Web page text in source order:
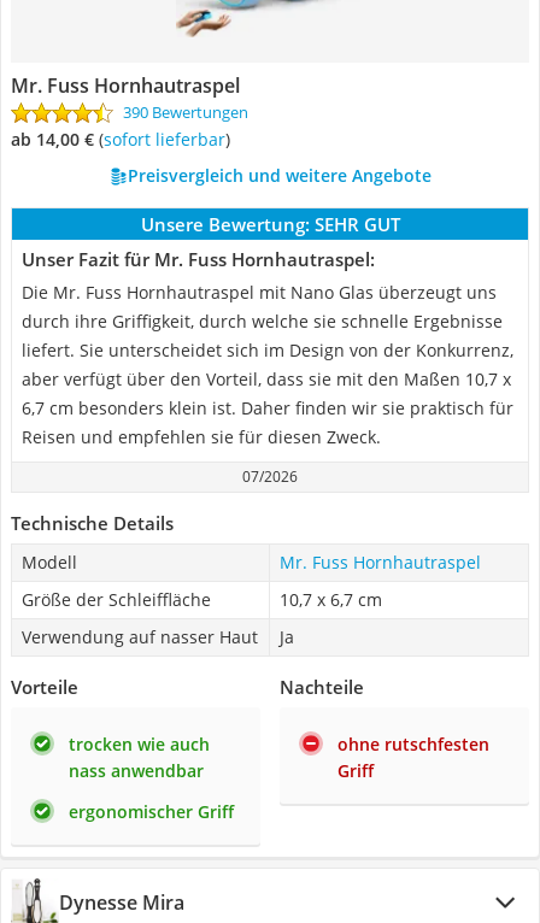
Mr. Fuss Hornhautraspel
390 Bewertungen
ab 14,00 € ( Sofort lieferbar)
Preisvergleich und weitere Angebote
Unsere Bewertung: SEHR GUT
Unser Fazit für Mr. Fuss Hornhautraspel:
Die Mr. Fuss Hornhautraspel mit Nano Glas überzeugt uns
durch ihre Griffigkeit, durch welche sie schnelle Ergebnisse
liefert. Sie unterscheidet sich im Design von der Konkurrenz,
aber verfügt über den Vorteil, dass sie mit den Maßen 10,7 x
6,7 cm besonders klein ist. Daher finden wir sie praktisch für
Reisen und empfehlen sie für diesen Zweck.
07/2026
Technische Details
Modell
Mr. Fuss Hornhautraspel
Größe der Schleiffläche
10,7 x 6,7 cm
Verwendung auf nasser Haut
Ja
Vorteile
trocken wie auch
nass anwendbar
ergonomischer Griff
Nachteile
ohne rutschfesten
Griff
Dynesse Mira